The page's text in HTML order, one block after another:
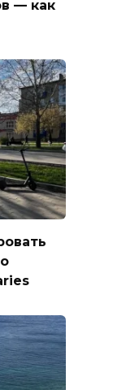
— как